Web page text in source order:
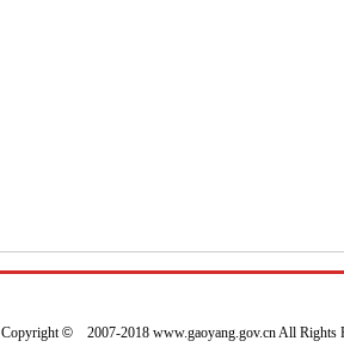
Copyright©2007-2018 www.gaoyang.gov.cn All